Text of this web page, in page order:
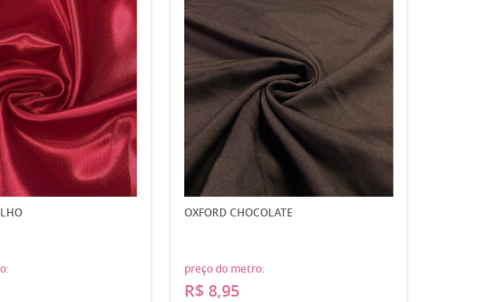
OXFORD CHOCOLATE
preço do metro:
R$ 8,95